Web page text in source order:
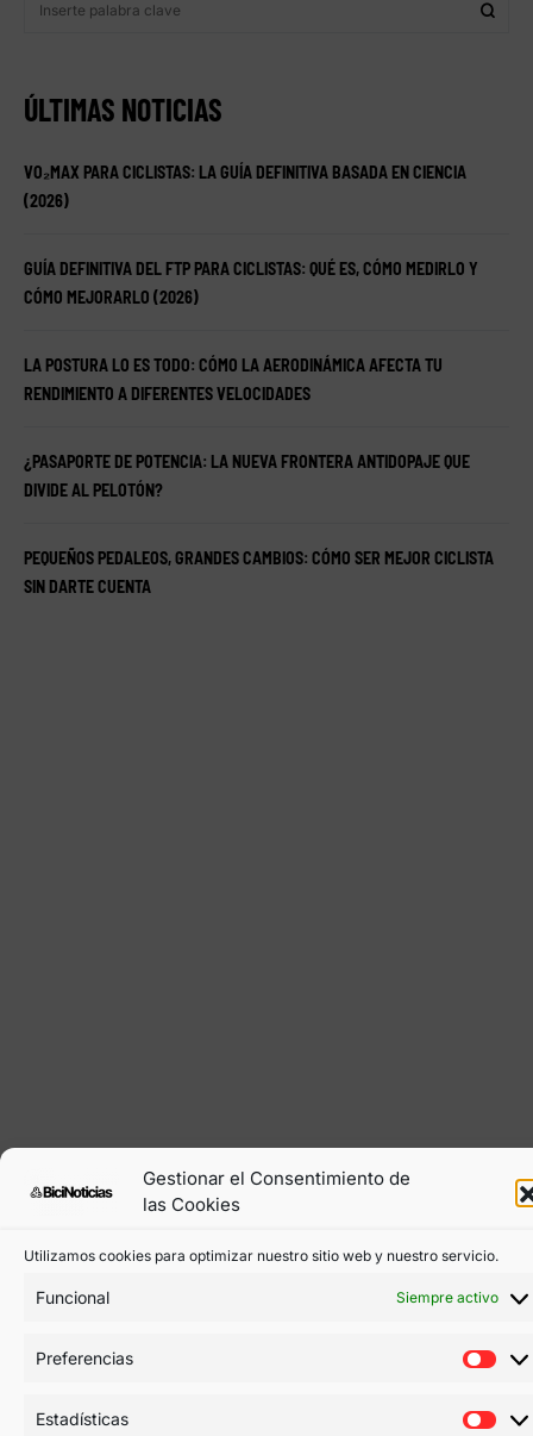
Gestionar el Consentimiento de
las Cookies
Utilizamos cookies para optimizar nuestro sitio web y nuestro servicio.
Funcional Siempre activo
Preferencias
Estadísticas
ÚLTIMAS NOTICIAS
VO₂MAX PARA CICLISTAS: LA GUÍA DEFINITIVA BASADA EN CIENCIA
(2026)
GUÍA DEFINITIVA DEL FTP PARA CICLISTAS: QUÉ ES, CÓMO MEDIRLO Y
CÓMO MEJORARLO (2026)
LA POSTURA LO ES TODO: CÓMO LA AERODINÁMICA AFECTA TU
RENDIMIENTO A DIFERENTES VELOCIDADES
¿PASAPORTE DE POTENCIA: LA NUEVA FRONTERA ANTIDOPAJE QUE
DIVIDE AL PELOTÓN?
PEQUEÑOS PEDALEOS, GRANDES CAMBIOS: CÓMO SER MEJOR CICLISTA
SIN DARTE CUENTA